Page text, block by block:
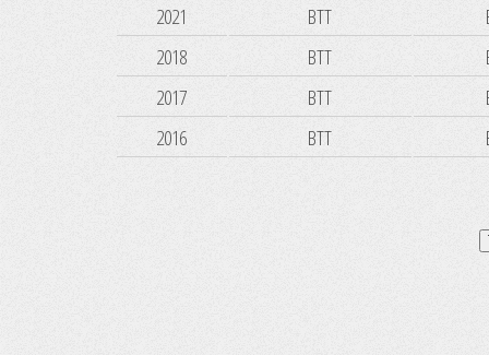
2021
BTT
2018
BTT
2017
BTT
2016
BTT